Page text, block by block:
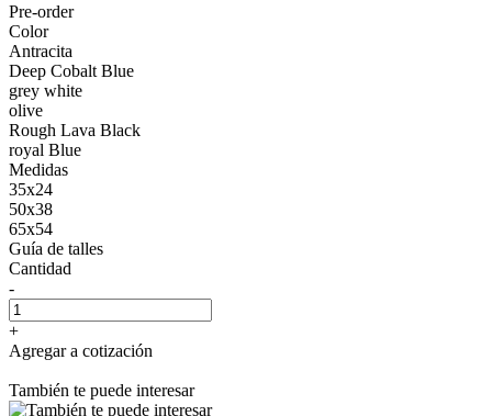
Pre-order
Color
Antracita
Deep Cobalt Blue
grey white
olive
Rough Lava Black
royal Blue
Medidas
35x24
50x38
65x54
Guía de talles
Cantidad
-
+
Agregar a cotización
También te puede interesar